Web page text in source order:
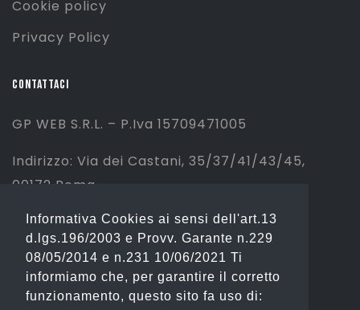
Cookie policy
Privacy Policy
CONTATTACI
GP WEB S.R.L. – P.Iva 15709471005
Indirizzo: Via dei Castani, 35/37/41/43/45,
00172 Roma
Tel: 06 2310844 (Sport) – 06 23234353
(Fashion)
Email: info@gianostore.com
Informativa Cookies ai sensi dell'art.13
d.lgs.196/2003 e Provv. Garante n.229
08/05/2014 e n.231 10/06/2021 Ti
informiamo che, per garantire il corretto
funzionamento, questo sito fa uso di: